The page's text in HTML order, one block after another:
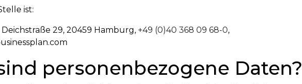
ist:
Deichstraße 29, 20459 Hamburg, +49 (0)40 368 09 68-0,
personenbezogene Daten?